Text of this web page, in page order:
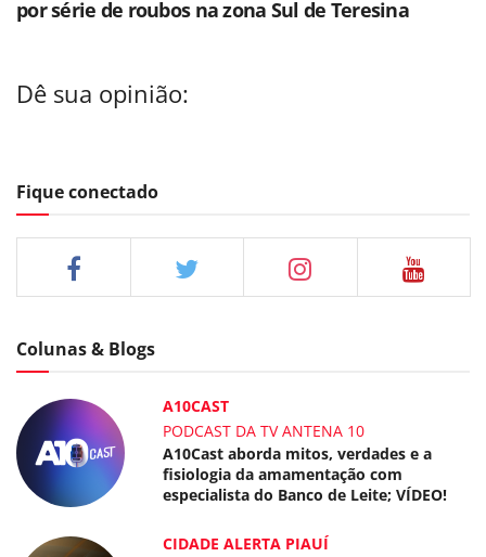
por série de roubos na zona Sul de Teresina
Dê sua opinião:
Fique conectado
Colunas & Blogs
A10CAST
PODCAST DA TV ANTENA 10
A10Cast aborda mitos, verdades e a
fisiologia da amamentação com
especialista do Banco de Leite; VÍDEO!
CIDADE ALERTA PIAUÍ